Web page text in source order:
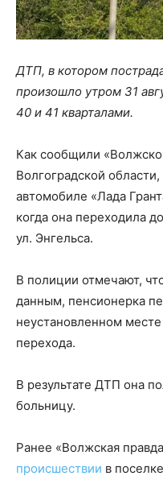
ДТП, в котором
произошло утром 31
40 и 41 кварталами.
Как сообщили
Волгоградской
автомобиле «Лада
когда она переходила
ул. Энгельса.
В полиции отмечают,
данным, пенсионерка
неустановленном
перехода.
В результате ДТП она
больницу.
Ранее «Волжская
происшествии в